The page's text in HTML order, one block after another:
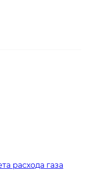
расхода газа